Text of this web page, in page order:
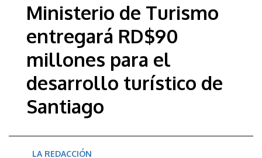
Ministerio de Turismo
entregará RD$90
millones para el
desarrollo turístico de
Santiago
LA REDACCIÓN